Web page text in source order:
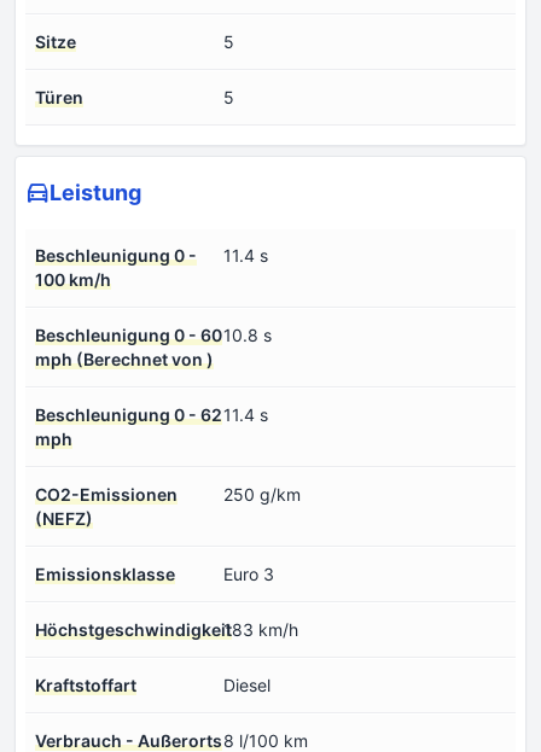
Sitze 5
Türen 5
Leistung
Beschleunigung 0 -
100 km/h
11.4 s
Beschleunigung 0 - 60
mph (Berechnet von )
10.8 s
Beschleunigung 0 - 62
mph
11.4 s
CO2-Emissionen
(NEFZ)
250 g/km
Emissionsklasse Euro 3
Höchstgeschwindigkeit183 km/h
Kraftstoffart Diesel
Verbrauch - Außerorts8 l/100 km